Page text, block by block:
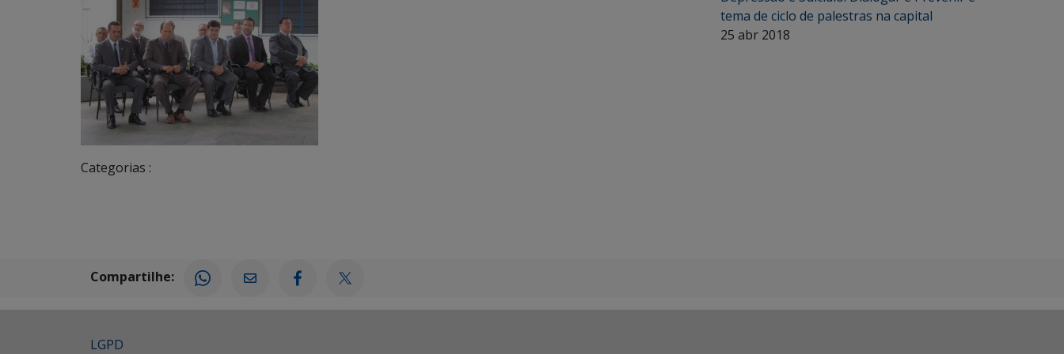
Categorias :
tema de ciclo de palestras na capital
25 abr 2018
Compartilhe:
LGPD